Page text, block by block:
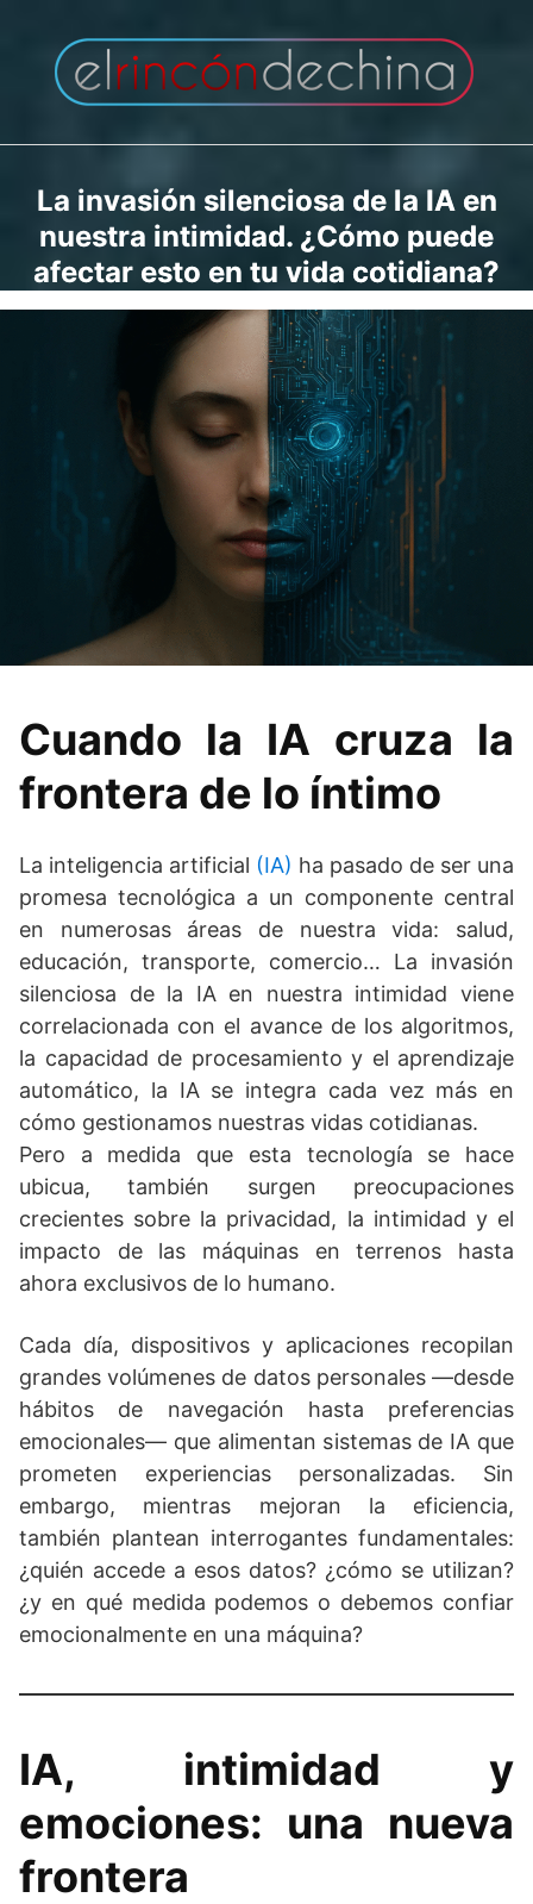
contenido
La invasión silenciosa de la IA en
nuestra intimidad. ¿Cómo puede
afectar esto en tu vida cotidiana?
Cuando la IA cruza la
frontera de lo íntimo
La inteligencia artificial (IA) ha pasado de ser una
promesa tecnológica a un componente central
en numerosas áreas de nuestra vida: salud,
educación, transporte, comercio… La invasión
silenciosa de la IA en nuestra intimidad viene
correlacionada con el avance de los algoritmos,
la capacidad de procesamiento y el aprendizaje
automático, la IA se integra cada vez más en
cómo gestionamos nuestras vidas cotidianas.
Pero a medida que esta tecnología se hace
ubicua, también surgen preocupaciones
crecientes sobre la privacidad, la intimidad y el
impacto de las máquinas en terrenos hasta
ahora exclusivos de lo humano.
Cada día, dispositivos y aplicaciones recopilan
grandes volúmenes de datos personales —desde
hábitos de navegación hasta preferencias
emocionales— que alimentan sistemas de IA que
prometen experiencias personalizadas. Sin
embargo, mientras mejoran la eficiencia,
también plantean interrogantes fundamentales:
¿quién accede a esos datos? ¿cómo se utilizan?
¿y en qué medida podemos o debemos confiar
emocionalmente en una máquina?
IA, intimidad y
emociones: una nueva
frontera